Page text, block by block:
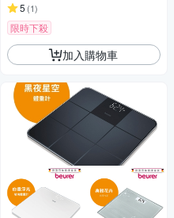
5 (1)
限時下殺
加入購物車